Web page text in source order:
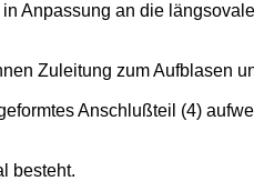
Anpassung an die
Zuleitung zum Aufblasen
Anschlußteil (4)
besteht.